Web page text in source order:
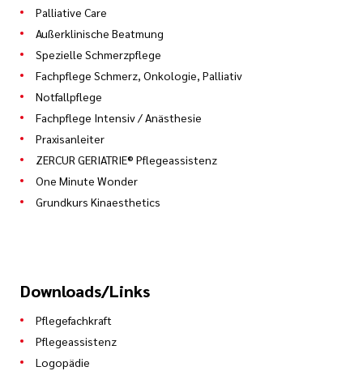
200 Stunden Anästhesie
120 Stunden präklinische Notfallversorgung
(Rettungsdienst)
300 Stunden Wahlpflichteinsätze
300 Stunden sind auf die vorgenannten
Einsatzbereiche oder weitere Bereiche wie z.
B. OP, Kreißsaal, Herzkatheter, IMC,
Psychiatrie oder Stroke Unit zu verteilen.
Modulprüfungen (schriftlich/mündlich)
Praktische Prüfungen
Abschlussprüfung
Palliative Care
Außerklinische Beatmung
Spezielle Schmerzpflege
Fachpflege Schmerz, Onkologie, Palliativ
Notfallpflege
Fachpflege Intensiv / Anästhesie
Praxisanleiter
ZERCUR GERIATRIE® Pflegeassistenz
One Minute Wonder
Grundkurs Kinaesthetics
Downloads/Links
Pflegefachkraft
Pflegeassistenz
Logopädie